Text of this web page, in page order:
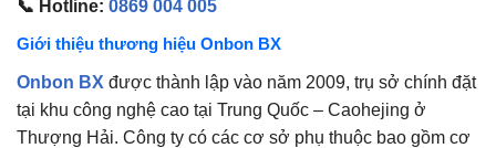
📞 Hotline: 0869 004 005
Giới thiệu thương hiệu Onbon BX
Onbon BX được thành lập vào năm 2009, trụ sở chính đặt
tại khu công nghệ cao tại Trung Quốc – Caohejing ở
Thượng Hải. Công ty có các cơ sở phụ thuộc bao gồm cơ